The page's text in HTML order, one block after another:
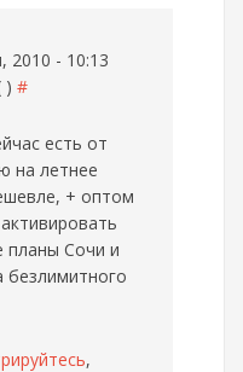
2010 - 10:13
) #
есть от
на летнее
+ оптом
планы Сочи и
безлимитного
,